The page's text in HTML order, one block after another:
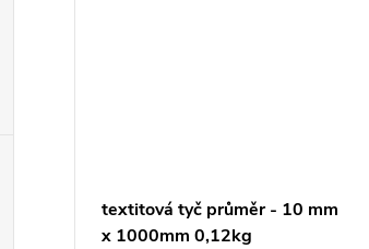
textitová tyč průměr - 10 mm
x 1000mm 0,12kg